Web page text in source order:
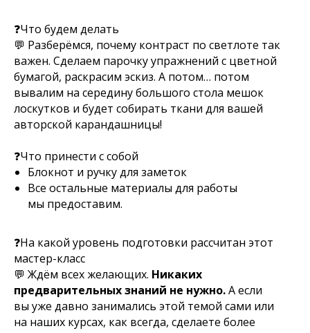
❓Что будем делать
💬 Разберёмся, почему контраст по светлоте так
важен. Сделаем парочку упражнений с цветной
бумагой, раскрасим эскиз. А потом… потом
вывалим на середину большого стола мешок
лоскутков и будет собирать ткани для вашей
авторской карандашницы!
❓Что принести с собой
Блокнот и ручку для заметок
Все остальные материалы для работы
мы предоставим.
❓На какой уровень подготовки рассчитан этот
мастер-класс
💬 Ждём всех желающих. Никаких
предварительных знаний не нужно.А если
вы уже давно занимались этой темой сами или
на наших курсах, как всегда, сделаете более